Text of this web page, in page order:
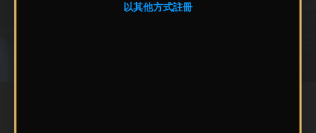
以其他方式註冊